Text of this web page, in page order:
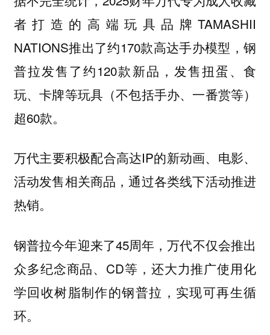
者打造的高端玩具品牌TAMASHII
NATIONS推出了约170款高达手办模型，钢
普拉发售了约120款新品，发售扭蛋、食
玩、卡牌等玩具（不包括手办、一番赏等）
超60款。
万代主要积极配合高达IP的新动画、电影、
活动发售相关商品，通过各类线下活动推进
热销。
钢普拉今年迎来了45周年，万代不仅会推出
众多纪念商品、CD等，还大力推广使用化
学回收树脂制作的钢普拉，实现可再生循
环。